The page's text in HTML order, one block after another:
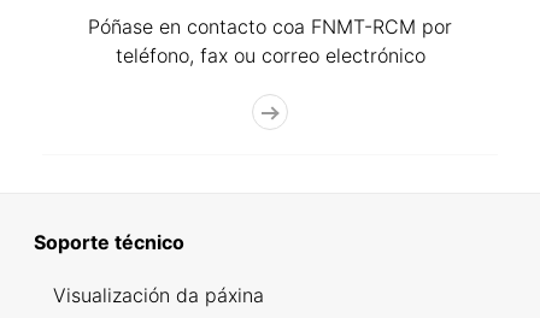
Póñase en contacto coa FNMT-RCM por
teléfono, fax ou correo electrónico
Soporte técnico
Visualización da páxina